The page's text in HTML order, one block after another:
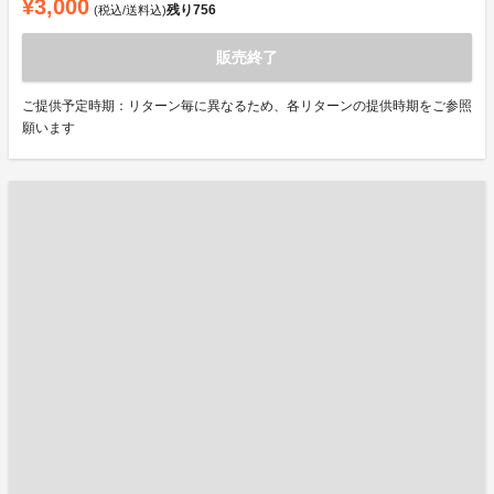
¥3,000 (税込/送料込)残り756
販売終了
ご提供予定時期：リターン毎に異なるため、各リターンの提供時期をご参照
願います